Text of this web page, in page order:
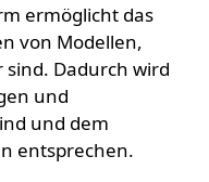
ermöglicht das
von Modellen,
Dadurch wird
und
und dem
entsprechen.